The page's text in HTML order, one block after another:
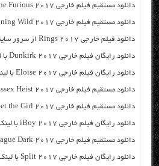
دانلود مستقیم فیلم خارجی The Fate of the Furious 2017 از سرور سایت
دانلود مستقیم فیلم خارجی Running Wild 2017 از سرور سایت
دانلود فیلم خارجی Rings 2017 از سرور سایت
دانلود رایگان فیلم خارجی Dunkirk 2017 با لینک مستقیم
دانلود رایگان فیلم خارجی Eloise 2017 با لینک مستقیم
دانلود مستقیم فیلم خارجی Essex Heist 2017 از سرور سایت
دانلود مستقیم فیلم خارجی Get the Girl 2017 از سرور سایت
دانلود رایگان فیلم خارجی iBoy 2017 با لینک مستقیم
دانلود مستقیم فیلم خارجی Justice League Dark 2017 از سرور سایت
دانلود رایگان فیلم خارجی Split 2017 با لینک مستقیم